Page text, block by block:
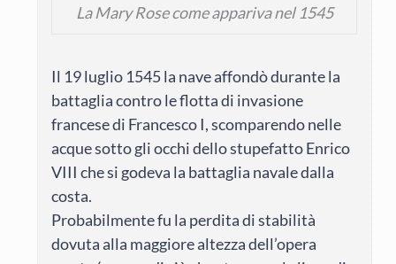
La Mary Rose come appariva nel 1545
Il 19 luglio 1545 la nave affondò durante la
battaglia contro le flotta di invasione
francese di Francesco I, scomparendo nelle
acque sotto gli occhi dello stupefatto Enrico
VIII che si godeva la battaglia navale dalla
costa.
Probabilmente fu la perdita di stabilità
dovuta alla maggiore altezza dell’opera